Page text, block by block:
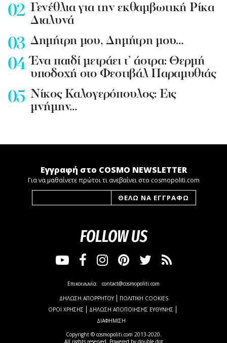
Γενέθλια για την εκθαμβωτική Ρίκα
Διαλυνά
Δημήτρη μου, Δημήτρη μου…
Ένα παιδί μετράει τ’ άστρα: Θερμή
υποδοχή στο Φεστιβάλ Παραμυθιάς
Νίκος Καλογερόπουλος: Εις
μνήμην…
Εγγραφή στο COSMO NEWSLETTER
Για να μαθαίνετε πρώτοι τι ανεβαίνει στο cosmopoliti.com
FOLLOW US
Copyright © cosmopoliti.com 2013-2020.
All rights reserved. Powered by double dot
Επικοινωνία: contact@cosmopoliti.com
ΔΗΛΩΣΗ ΑΠΟΡΡΗΤΟΥ
ΠΟΛΙΤΙΚΗ COOKIES
ΟΡΟΙ ΧΡΗΣΗΣ
ΔΗΛΩΣΗ ΑΠΟΠΟΙΗΣΗΣ ΕΥΘΥΝΗΣ
ΔΙΑΦΗΜΙΣΗ